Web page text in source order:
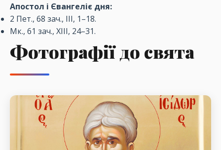
Апостол і Євангеліє дня:
2 Пет., 68 зач., ІІІ, 1–18.
Мк., 61 зач., XIII, 24–31.
Фотографії до свята